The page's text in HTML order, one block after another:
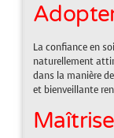
La confiance en
naturellement
dans la manière
et bienveillante